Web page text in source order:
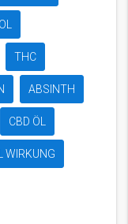
THC
ABSINTH
CBD ÖL
WIRKUNG